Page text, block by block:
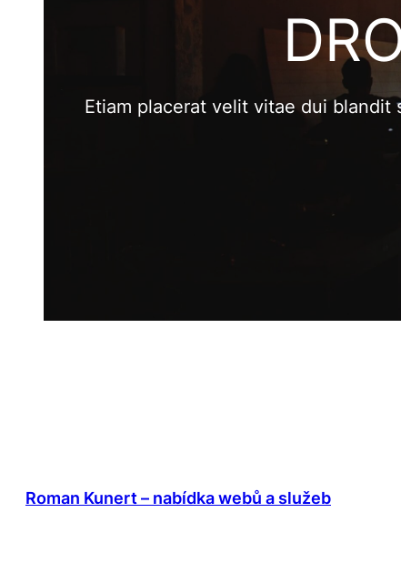
Etiam placerat velit vitae dui
Roman Kunert – nabídka webů a služeb